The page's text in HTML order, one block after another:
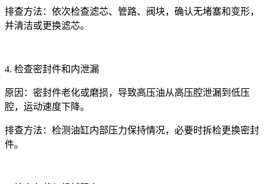
排查方法：依次检查滤芯、管路、阀块，确认无堵塞和变形，
并清洁或更换滤芯。
4. 检查密封件和内泄漏
原因：密封件老化或磨损，导致高压油从高压腔泄漏到低压
腔，运动速度下降。
排查方法：检测油缸内部压力保持情况，必要时拆检更换密封
件。